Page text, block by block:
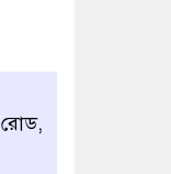
রোড,